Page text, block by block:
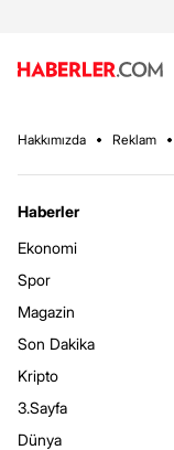
Hakkımızda Reklam
Haberler
Ekonomi
Spor
Magazin
Son Dakika
Kripto
3.Sayfa
Dünya